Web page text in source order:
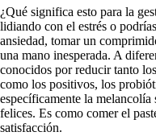
¿Qué significa esto para la
lidiando con el estrés o
ansiedad, tomar un
una mano inesperada. A
conocidos por reducir tanto
como los positivos, los
específicamente la melancolía
felices. Es como comer el
satisfacción.